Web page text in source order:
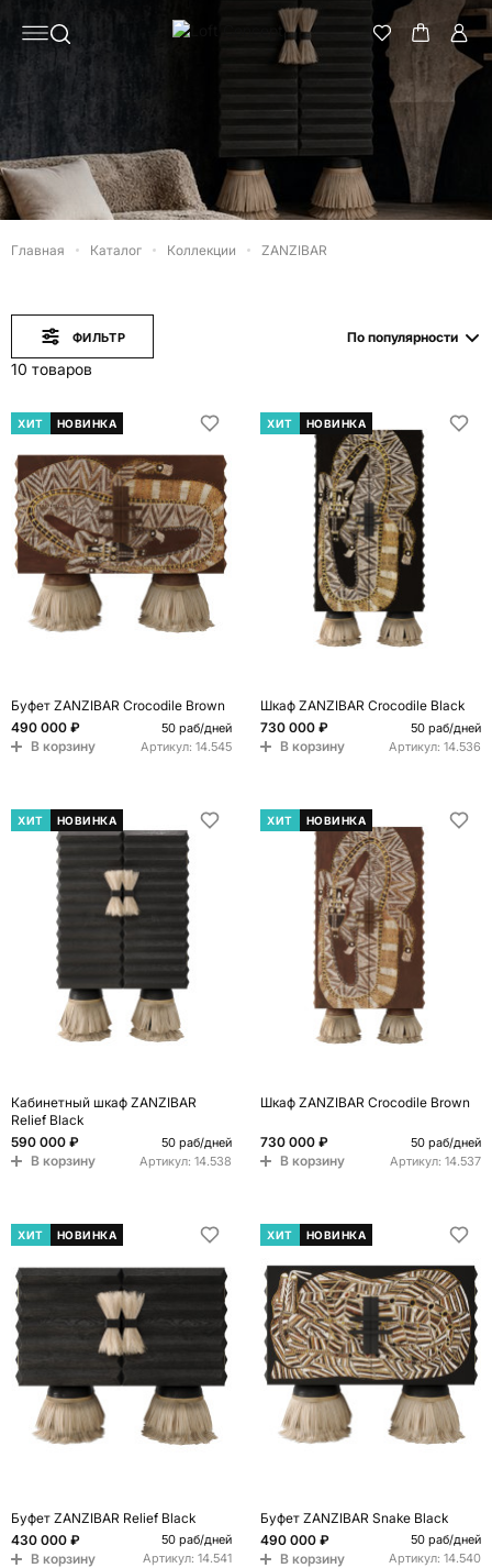
Главная Каталог Коллекции ZANZIBAR
ФИЛЬТР
10 товаров
По популярности
ХИТ НОВИНКА
Буфет ZANZIBAR Crocodile Brown
490 000 ₽
50 раб/дней
В корзину Артикул: 14.545
ХИТ НОВИНКА
Шкаф ZANZIBAR Crocodile Black
730 000 ₽
50 раб/дней
В корзину Артикул: 14.536
ХИТ НОВИНКА
Кабинетный шкаф ZANZIBAR
Relief Black
590 000 ₽
50 раб/дней
В корзину Артикул: 14.538
ХИТ НОВИНКА
Шкаф ZANZIBAR Crocodile Brown
730 000 ₽ 50 раб/дней
В корзину Артикул: 14.537
ХИТ НОВИНКА
Буфет ZANZIBAR Relief Black
430 000 ₽
50 раб/дней
В корзину Артикул: 14.541
ХИТ НОВИНКА
Буфет ZANZIBAR Snake Black
490 000 ₽
50 раб/дней
В корзину Артикул: 14.540